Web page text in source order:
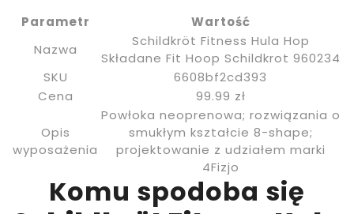
Parametr
Wartość
Nazwa
Schildkröt Fitness Hula Hop
Składane Fit Hoop Schildkrot 960234
SKU
6608bf2cd393
Cena
99.99 zł
Opis
wyposażenia
Powłoka neoprenowa; rozwiązania o
smukłym kształcie 8-shape;
projektowanie z udziałem marki
4Fizjo
Komu spodoba się